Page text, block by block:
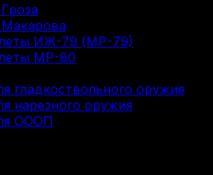
ИЖ-79 (МР-79)
МР-80
гладкоствольного оружия
нарезного оружия
ОООП